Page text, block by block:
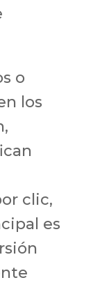
o
los
clic,
es